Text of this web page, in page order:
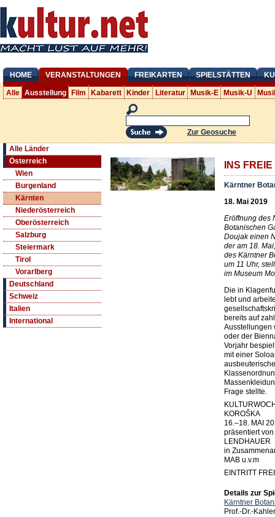
HOME VERANSTALTUNGEN FREIKARTEN SPIELSTÄTTEN
Alle Ausstellung Film Kabarett Kinder Literatur Musik-E Musik-U
Zur Geosuche
Alle Länder
Österreich
Wien
Burgenland
Kärnten
Niederösterreich
Oberösterreich
Salzburg
Steiermark
Tirol
Vorarlberg
Deutschland
Schweiz
Italien
International
INS FREIE
Kärntner
18. Mai 2019
Eröffnung des
Botanischen
Doujak einen
der am 18.
des Kärntner
um 11 Uhr,
im Museum
Die in
lebt und
bereits auf
Ausstellungen
oder der
Vorjahr
mit einer
Frage stellte.
KOROŠKA
16.–18. MAI
präsentiert
LENDHAUER
in
MAB u.v.m
EINTRITT
Details zur
Kärntner
Prof.-Dr.-